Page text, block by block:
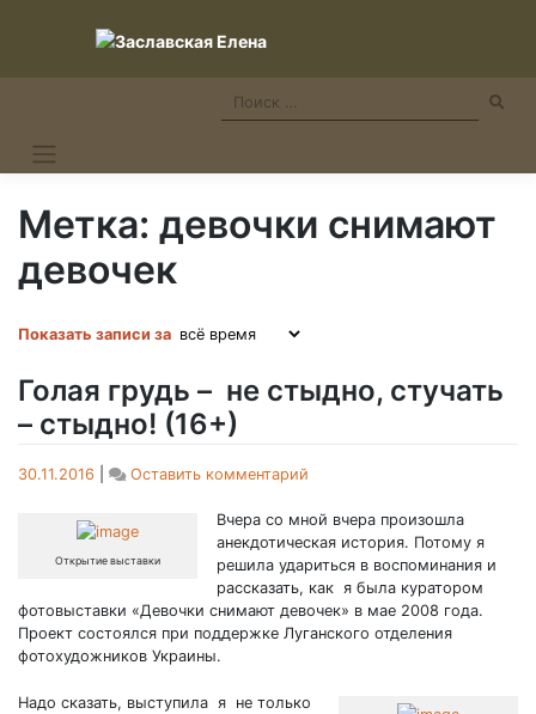
Метка: девочки снимают
девочек
Показать записи за
Голая грудь – не стыдно, стучать
– стыдно! (16+)
30.11.2016 Оставить комментарий
грудь
–
не
стыдно,
стучать
–
Открытие выставки
Вчера со мной вчера произошла
анекдотическая история. Потому я
решила удариться в воспоминания и
рассказать, как я была куратором
фотовыставки «Девочки снимают девочек» в мае 2008 года.
Проект состоялся при поддержке Луганского отделения
фотохудожников Украины.
Надо сказать, выступила я не только